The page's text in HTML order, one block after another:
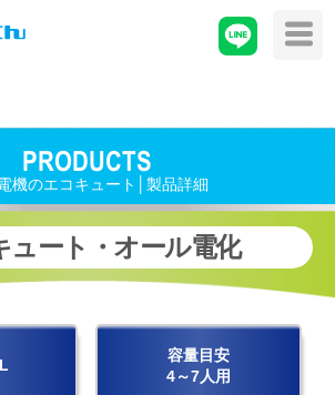
PRODUCTS
機のエコキュート│製品詳細
ュート・オール電化
容量目安
4～7人用